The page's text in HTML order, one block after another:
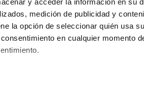
y acceder la información en su
medición de publicidad y
la opción de seleccionar quién usa
en cualquier momento